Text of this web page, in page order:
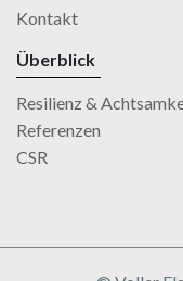
Kontakt
Überblick
Resilienz &
Referenzen
CSR